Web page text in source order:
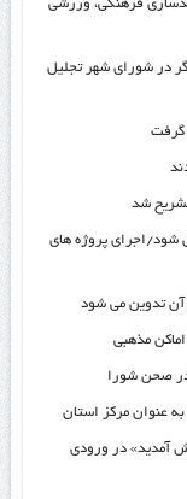
فرهنگی، ورزشی
در شورای شهر تجلیل
گرفت
شد
شود/اجرای پروژه های
آن تدوین می شود
در صحن شورا
عنوان مرکز استان
آمدید» در ورودی